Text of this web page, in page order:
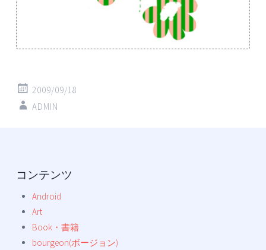
2009/09/18
ADMIN
投
稿
ナ
ビ
ゲ
コンテンツ
Android
Art
Book・書籍
bourgeon(ボージョン)